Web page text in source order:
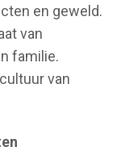
en geweld.
van
familie.
van